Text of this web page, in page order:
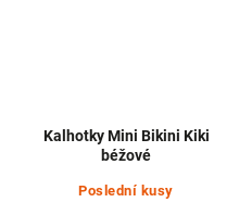
Kalhotky Mini Bikini Kiki
béžové
Poslední kusy